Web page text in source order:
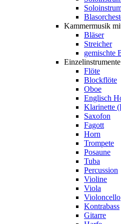
Kammermusik
Bläser
Streicher
gemischte
Einzelinstrumente
Flöte
Blockflöte
Oboe
Englisch
Klarinette
Saxofon
Fagott
Horn
Trompete
Posaune
Tuba
Percussion
Violine
Viola
Violoncello
Kontrabass
Gitarre